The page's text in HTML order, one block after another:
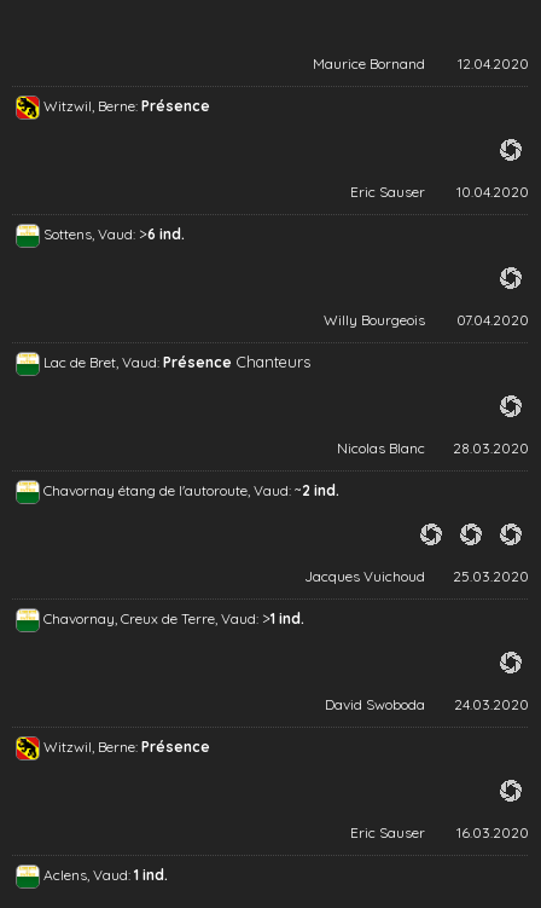
Maurice Bornand 12.04.2020
Witzwil, Berne: Présence
Eric Sauser 10.04.2020
Sottens, Vaud: >6 ind.
Willy Bourgeois 07.04.2020
Lac de Bret, Vaud: Présence Chanteurs
Nicolas Blanc 28.03.2020
Chavornay étang de l'autoroute, Vaud: ~2 ind.
Jacques Vuichoud 25.03.2020
Chavornay, Creux de Terre, Vaud: >1 ind.
David Swoboda 24.03.2020
Witzwil, Berne: Présence
Eric Sauser 16.03.2020
Aclens, Vaud: 1 ind.